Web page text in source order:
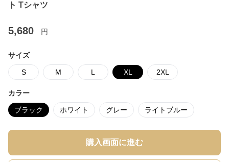
ト Tシャツ
5,680 円
サイズ
S M L XL 2XL
カラー
ブラック ホワイト グレー ライトブルー
購入画面に進む